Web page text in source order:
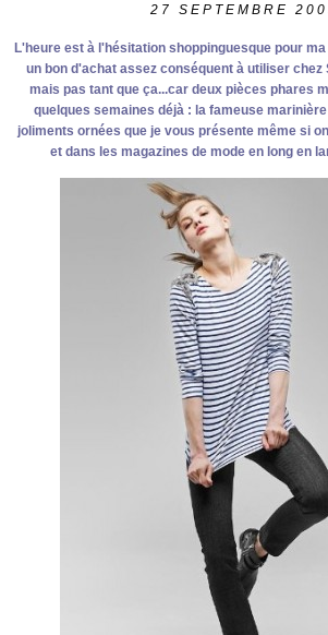
27 SEPTEMBRE
L'heure est à l'hésitation shoppinguesque pour
un bon d'achat assez conséquent à utiliser chez
mais pas tant que ça...car deux pièces phares
quelques semaines déjà : la fameuse
joliments ornées que je vous présente même si
et dans les magazines de mode en long en